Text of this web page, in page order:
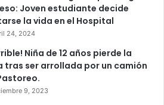
Joven estudiante decide
la vida en el Hospital
24, 2024
Niña de 12 años pierde la
tras ser arrollada por un camión
9, 2023